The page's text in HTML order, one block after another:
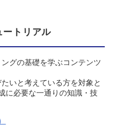
トリアル
グの基礎を学ぶコンテンツ
いと考えている方を対象と
に必要な一通りの知識・技